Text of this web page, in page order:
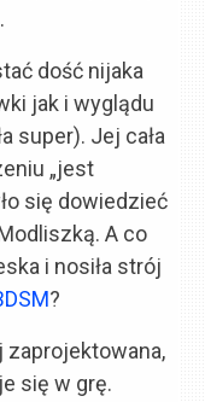
dość nijaka
jak i wyglądu
super). Jej cała
„jest
się dowiedzieć
A co
i nosiła strój
?
zaprojektowana,
się w grę.